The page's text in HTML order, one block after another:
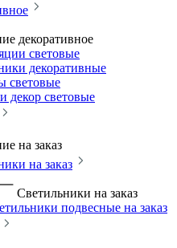
декоративное
световые
декоративные
световые
декор световые
на заказ
на заказ
Светильники на заказ
подвесные на заказ